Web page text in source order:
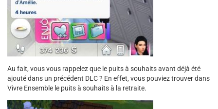
Au fait, vous vous rappelez que le puits à souhaits avant déjà été
ajouté dans un précédent DLC ? En effet, vous pouviez trouver dans
Vivre Ensemble le puits à souhaits à la retraite.